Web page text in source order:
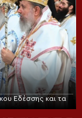
Εδέσσης και τα